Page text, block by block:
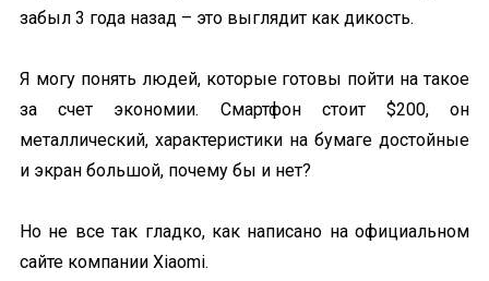
забыл 3 года назад – это выглядит как дикость.
Я могу понять людей, которые готовы пойти на такое
за счет экономии. Смартфон стоит $200, он
металлический, характеристики на бумаге достойные
и экран большой, почему бы и нет?
Но не все так гладко, как написано на официальном
сайте компании Xiaomi.